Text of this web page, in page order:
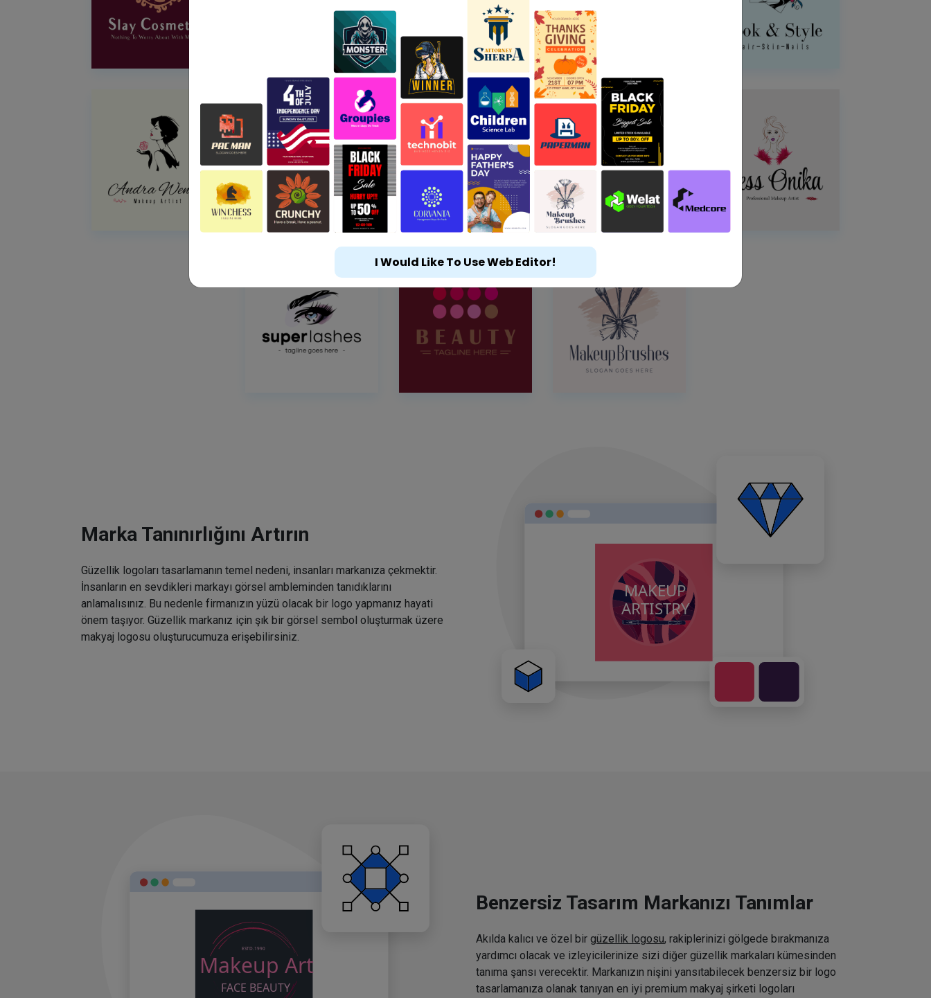
Marka Tanınırlığını Artırın
Güzellik logoları tasarlamanın temel nedeni, insanları markanıza çekmektir.
İnsanların en sevdikleri markayı görsel ambleminden tanıdıklarını
anlamalısınız. Bu nedenle firmanızın yüzü olacak bir logo yapmanız hayati
önem taşıyor. Güzellik markanız için şık bir görsel sembol oluşturmak üzere
makyaj logosu oluşturucumuza erişebilirsiniz.
Benzersiz Tasarım Markanızı Tanımlar
Akılda kalıcı ve özel bir güzellik logosu, rakiplerinizi gölgede bırakmanıza
yardımcı olacak ve izleyicilerinize sizi diğer güzellik markaları kümesinden
tanıma şansı verecektir. Markanızın nişini yansıtabilecek benzersiz bir logo
tasarlamanıza olanak tanıyan en iyi premium makyaj şirketi logoları
I Would Like To Use Web Editor!